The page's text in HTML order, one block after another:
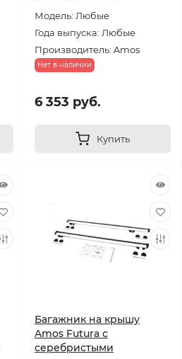
Модель: Любые
Года выпуска: Любые
Производитель: Amos
Нет в наличии
6 353 руб.
Купить
Багажник на крышу
Amos Futura с
серебристыми